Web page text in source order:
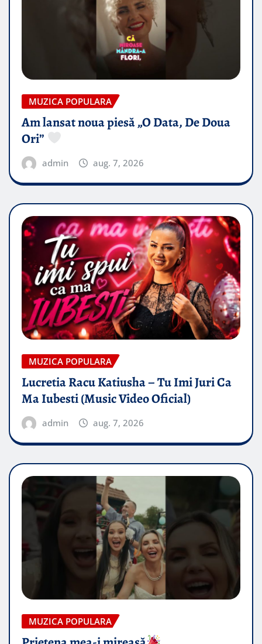
MUZICA POPULARA
Am lansat noua piesă „O Data, De Doua
Ori”
admin aug. 7, 2026
MUZICA POPULARA
Lucretia Racu Katiusha – Tu Imi Juri Ca
Ma Iubesti (Music Video Oficial)
admin aug. 7, 2026
MUZICA POPULARA